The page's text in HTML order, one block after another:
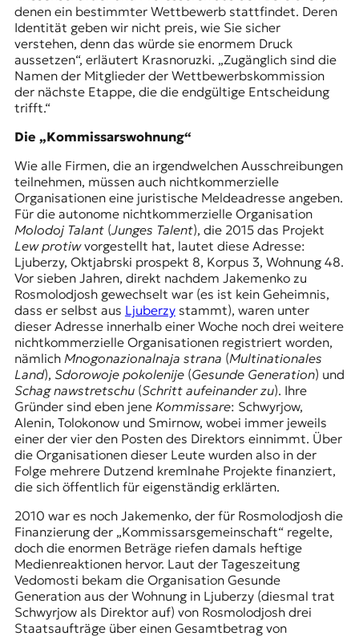
denen ein bestimmter Wettbewerb stattfindet. Deren
Identität geben wir nicht preis, wie Sie sicher
verstehen, denn das würde sie enormem Druck
aussetzen“, erläutert Krasnoruzki. „Zugänglich sind die
Namen der Mitglieder der Wettbewerbskommission
der nächste Etappe, die die endgültige Entscheidung
trifft.“
Die „Kommissarswohnung“
Wie alle Firmen, die an irgendwelchen Ausschreibungen
teilnehmen, müssen auch nichtkommerzielle
Organisationen eine juristische Meldeadresse angeben.
Für die autonome nichtkommerzielle Organisation
Molodoj Talant(Junges Talent), die 2015 das Projekt
Lew protiwvorgestellt hat, lautet diese Adresse:
Ljuberzy, Oktjabrski prospekt 8, Korpus 3, Wohnung 48.
Vor sieben Jahren, direkt nachdem Jakemenko zu
Rosmolodjosh gewechselt war (es ist kein Geheimnis,
dass er selbst aus Ljuberzystammt), waren unter
dieser Adresse innerhalb einer Woche noch drei weitere
nichtkommerzielle Organisationen registriert worden,
nämlich Mnogonazionalnaja strana (Multinationales
Land), Sdorowoje pokolenije(Gesunde Generation) und
Schag nawstretschu(Schritt aufeinander zu). Ihre
Gründer sind eben jene Kommissare: Schwyrjow,
Alenin, Tolokonow und Smirnow, wobei immer jeweils
einer der vier den Posten des Direktors einnimmt. Über
die Organisationen dieser Leute wurden also in der
Folge mehrere Dutzend kremlnahe Projekte finanziert,
die sich öffentlich für eigenständig erklärten.
2010 war es noch Jakemenko, der für Rosmolodjosh die
Finanzierung der „Kommissarsgemeinschaft“ regelte,
doch die enormen Beträge riefen damals heftige
Medienreaktionen hervor. Laut der Tageszeitung
Vedomosti bekam die Organisation Gesunde
Generation aus der Wohnung in Ljuberzy (diesmal trat
Schwyrjow als Direktor auf) von Rosmolodjosh drei
Staatsaufträge über einen Gesamtbetrag von